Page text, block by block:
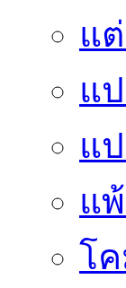
แ
แ
แ
แ
โ